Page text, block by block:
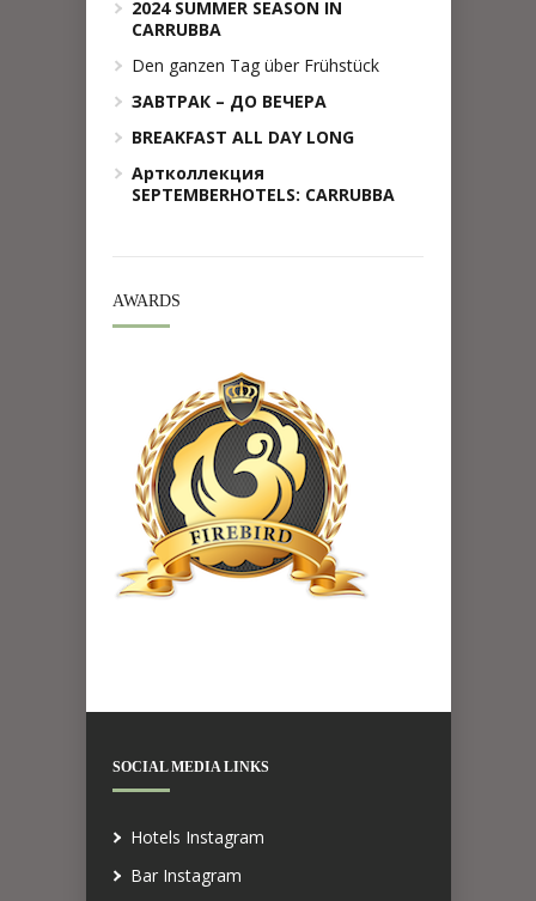
2024 SUMMER SEASON IN
CARRUBBA
Den ganzen Tag über Frühstück
ЗАВТРАК – ДО ВЕЧЕРА
BREAKFAST ALL DAY LONG
Артколлекция
SEPTEMBERHOTELS: CARRUBBA
AWARDS
SOCIAL MEDIA LINKS
Hotels Instagram
Bar Instagram